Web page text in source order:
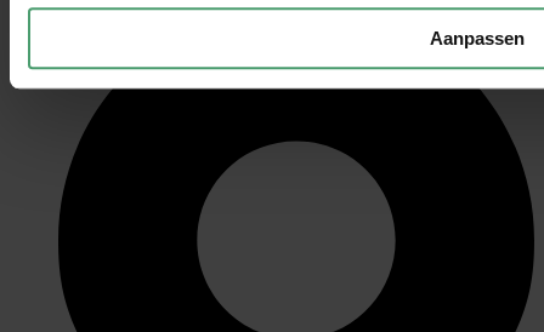
Aanpassen